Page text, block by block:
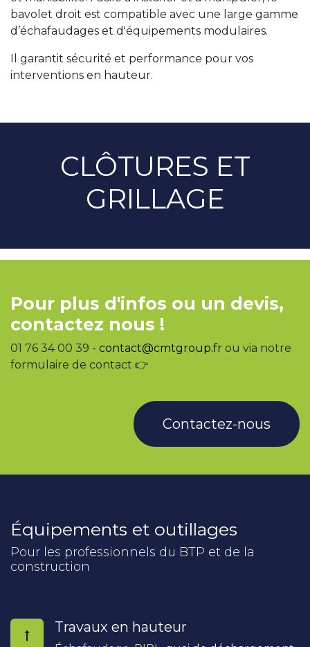
bavolet droit est compatible avec une large gamme
d’échafaudages et d'équipements modulaires.
Il garantit sécurité et performance pour vos
interventions en hauteur.
CLÔTURES ET
GRILLAGE
Pour plus d'infos ou un devis,
contactez nous !
01 76 34 00 39 - contact@cmtgroup.fr ou via notre
formulaire de contact 👉
Contactez-nous
Équipements et outillages
Pour les professionnels du BTP et de la
construction
Travaux en hauteur